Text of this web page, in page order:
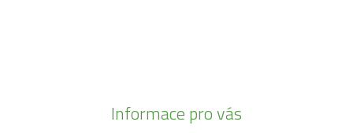
Informace pro vás